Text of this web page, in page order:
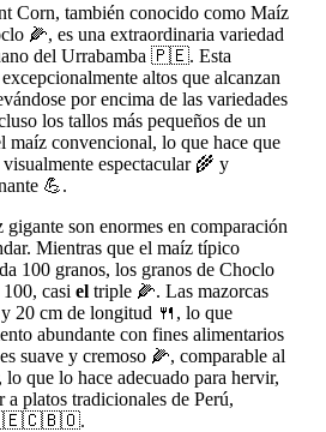
Corn, también conocido como Maíz
🌽, es una extraordinaria variedad
del Urrabamba 🇵🇪. Esta
altos que alcanzan
por encima de las variedades
los tallos más pequeños de un
maíz convencional, lo que hace que
espectacular 🌾 y
💪.
gigante son enormes en comparación
Mientras que el maíz típico
100 granos, los granos de Choclo
casi el triple 🌽. Las mazorcas
20 cm de longitud 🍴, lo que
abundante con fines alimentarios
suave y cremoso 🌽, comparable al
lo que lo hace adecuado para hervir,
platos tradicionales de Perú,